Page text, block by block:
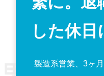
した休日
製造系営業、3ヶ